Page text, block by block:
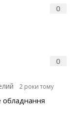
0
0
2 роки тому
обладнання